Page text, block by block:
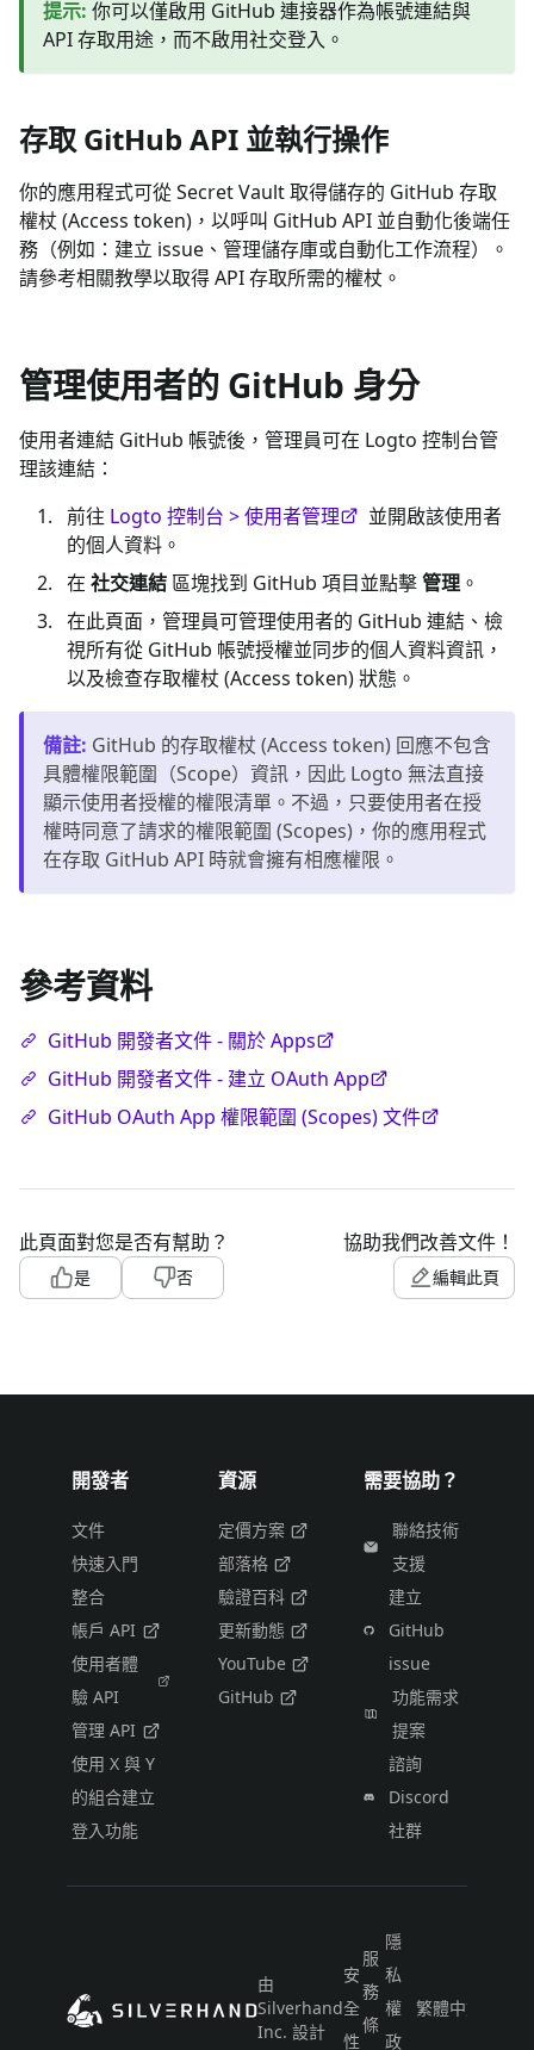
提示: 你可以僅啟用 GitHub 連接器作為帳號連結與
API 存取用途，而不啟用社交登入。
存取 GitHub API 並執行操作
你的應用程式可從 Secret Vault 取得儲存的 GitHub 存取
權杖 (Access token)，以呼叫 GitHub API 並自動化後端任
務（例如：建立 issue、管理儲存庫或自動化工作流程）。
請參考相關教學以取得 API 存取所需的權杖。
管理使用者的 GitHub 身分
使用者連結 GitHub 帳號後，管理員可在 Logto 控制台管
理該連結：
前往 Logto 控制台 > 使用者管理
並開啟該使用者
的個人資料。
在 社交連結 區塊找到 GitHub 項目並點擊管理 。
在此頁面，管理員可管理使用者的 GitHub 連結、檢
視所有從 GitHub 帳號授權並同步的個人資料資訊，
以及檢查存取權杖 (Access token) 狀態。
備註: GitHub 的存取權杖 (Access token) 回應不包含
具體權限範圍（Scope）資訊，因此 Logto 無法直接
顯示使用者授權的權限清單。不過，只要使用者在授
權時同意了請求的權限範圍 (Scopes)，你的應用程式
在存取 GitHub API 時就會擁有相應權限。
參考資料
GitHub 開發者文件 - 關於 Apps
GitHub 開發者文件 - 建立 OAuth App
GitHub OAuth App 權限範圍 (Scopes) 文件
此頁面對您是否有幫助？
是 否
協助我們改善文件！
編輯此頁
開發者
文件
快速入門
整合
帳戶 API
使用者體
驗 API
管理 API
使用 X 與 Y
的組合建立
登入功能
資源
定價方案
部落格
驗證百科
更新動態
YouTube
GitHub
需要協助？
聯絡技術
支援
建立
GitHub
issue
功能需求
提案
諮詢
Discord
社群
由
Silverhand
Inc. 設計
安
全
性
服
務
條
隱
私
權
政
繁體中文（台